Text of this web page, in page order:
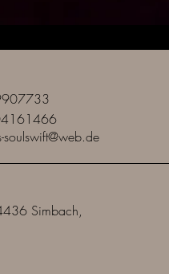
soulswift@web.de
Simbach,